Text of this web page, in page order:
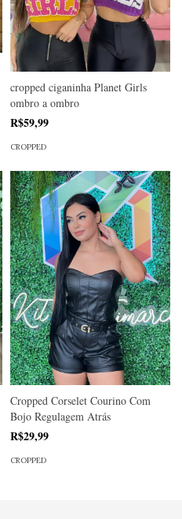
cropped ciganinha Planet Girls
ombro a ombro
R$59,99
CROPPED
Cropped Corselet Courino Com
Bojo Regulagem Atrás
R$29,99
CROPPED